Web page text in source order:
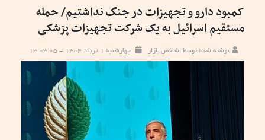
کمبود دارو و تجهیزات در جنگ نداشتیم/ حمله
مستقیم اسرائیل به یک شرکت تجهیزات پزشکی
نوشته شده توسط: شاخص بازار چهارشنبه ۱ مرداد ۱۴۰۴ - ۱۳:۰۳:۰۵